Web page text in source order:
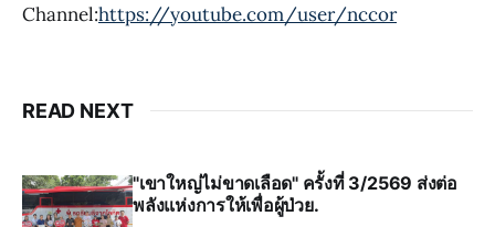
Channel:https://youtube.com/user/nccor
READ NEXT
"เขาใหญ่ไม่ขาดเลือด" ครั้งที่ 3/2569 ส่งต่อ
พลังแห่งการให้เพื่อผู้ป่วย.